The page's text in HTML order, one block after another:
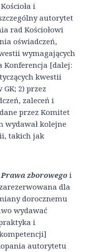
i
autorytet
rad Kościołowi
oświadczeń,
wymagających
Konferencja [dalej:
kwestii
2) przez
zaleceń i
przez Komitet
wydawał kolejne
takich jak
Prawa zborowego i
dla
dorocznemu
wydawać
i
autorytetu